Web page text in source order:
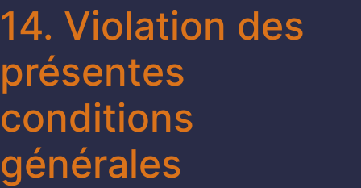
14. Violation des
présentes
conditions
générales